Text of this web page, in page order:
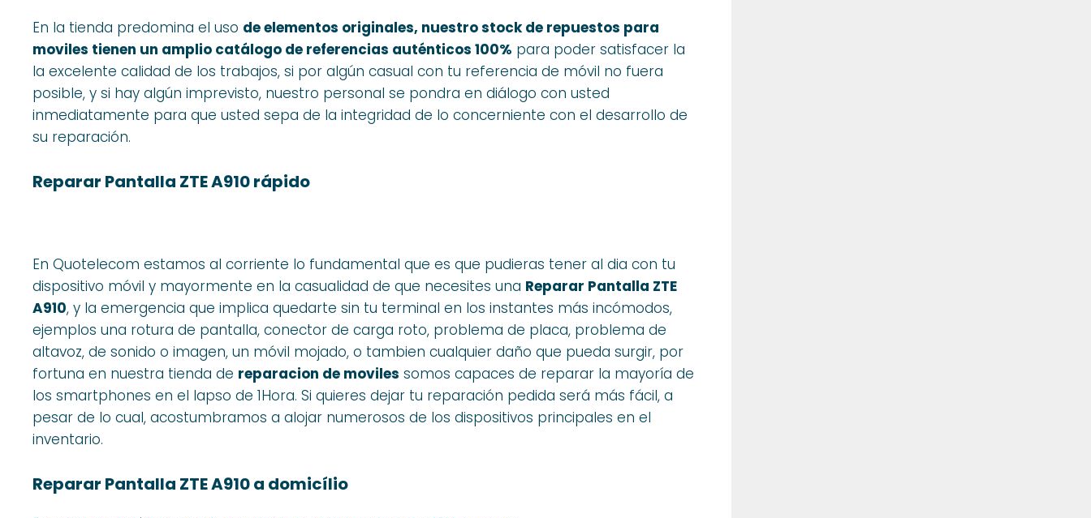
En la tienda predomina el uso de elementos originales, nuestro stock de repuestos para
moviles tienen un amplio catálogo de referencias auténticos 100% para poder satisfacer la
la excelente calidad de los trabajos, si por algún casual con tu referencia de móvil no fuera
posible, y si hay algún imprevisto, nuestro personal se pondra en diálogo con usted
inmediatamente para que usted sepa de la integridad de lo concerniente con el desarrollo de
su reparación.
Reparar Pantalla ZTE A910 rápido
En Quotelecom estamos al corriente lo fundamental que es que pudieras tener al dia con tu
dispositivo móvil y mayormente en la casualidad de que necesites una Reparar Pantalla ZTE
A910, y la emergencia que implica quedarte sin tu terminal en los instantes más incómodos,
ejemplos una rotura de pantalla, conector de carga roto, problema de placa, problema de
altavoz, de sonido o imagen, un móvil mojado, o tambien cualquier daño que pueda surgir, por
fortuna en nuestra tienda de reparacion de moviles somos capaces de reparar la mayoría de
los smartphones en el lapso de 1Hora. Si quieres dejar tu reparación pedida será más fácil, a
pesar de lo cual, acostumbramos a alojar numerosos de los dispositivos principales en el
inventario.
Reparar Pantalla ZTE A910 a domicílio